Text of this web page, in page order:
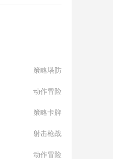
策略塔防
动作冒险
策略卡牌
射击枪战
动作冒险